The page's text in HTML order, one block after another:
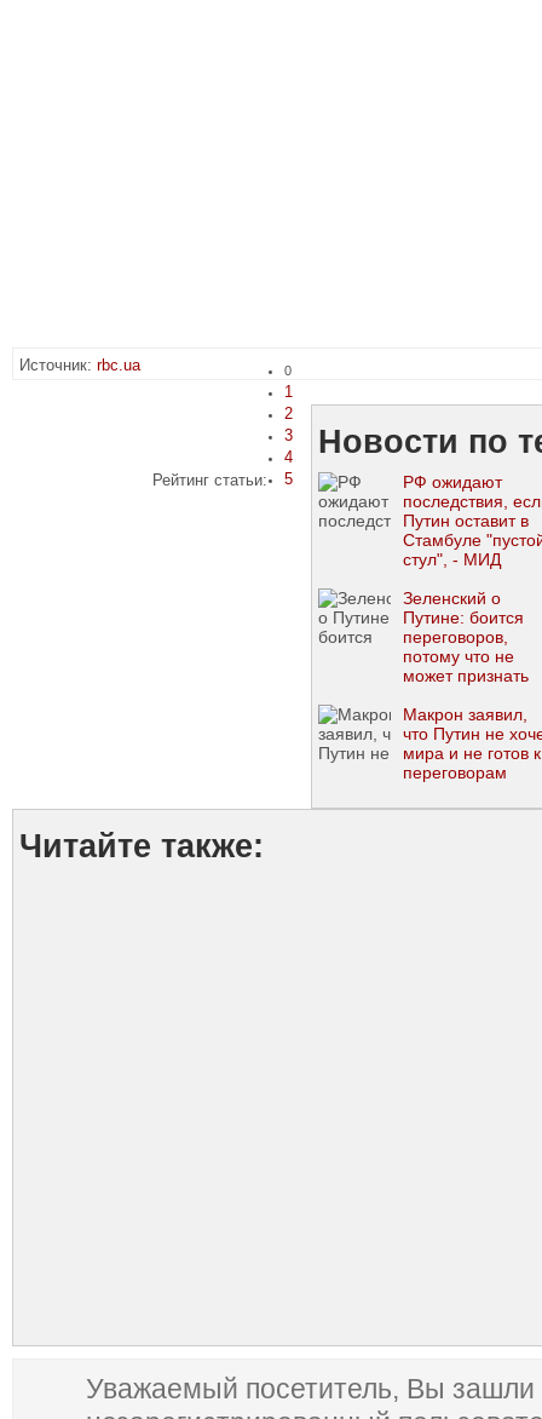
Источник: rbc.ua
Рейтинг статьи:
0
1
2
3
4
5
Новости по
РФ ожидают
последствия,
Путин оставит в
Стамбуле
стул", - МИД
Зеленский о
Путине: боится
переговоров,
потому что не
может признать
Макрон заявил,
что Путин не
мира и не готов к
переговорам
Читайте также:
Уважаемый посетитель, Вы зашли